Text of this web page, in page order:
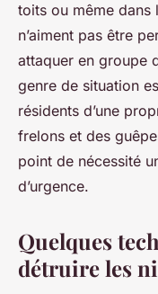
toits ou même dans
n’aiment pas être
attaquer en groupe
genre de situation
résidents d’une
frelons et des
point de nécessité
d’urgence.
Quelques
détruire les